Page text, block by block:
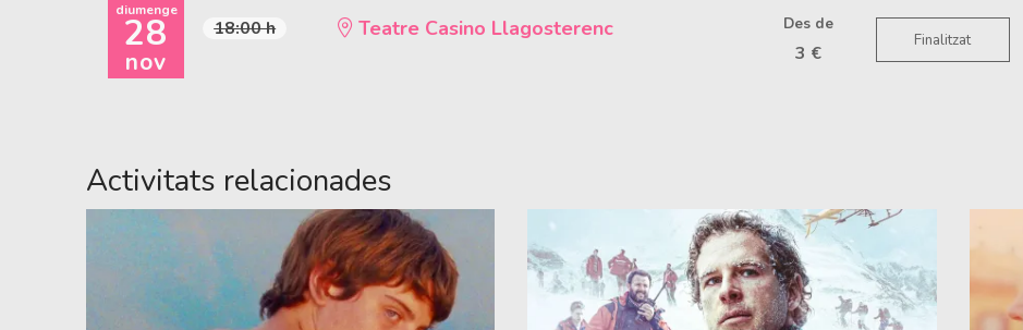
diumenge
28
nov
18:00 h Teatre Casino Llagosterenc Des de
3 €
Finalitzat
Activitats relacionades